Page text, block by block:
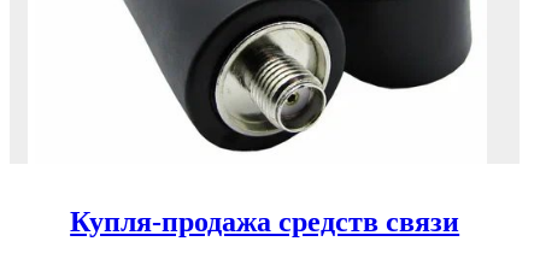
Купля-продажа средств связи